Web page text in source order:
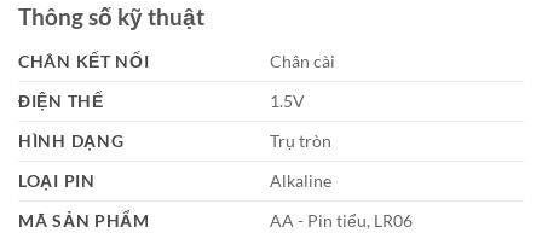
Thông số kỹ thuật
CHÂN KẾT NỐI
Chân cài
ĐIỆN THẾ
1.5V
HÌNH DẠNG
Trụ tròn
LOẠI PIN
Alkaline
MÃ SẢN PHẨM
AA - Pin tiểu, LR06